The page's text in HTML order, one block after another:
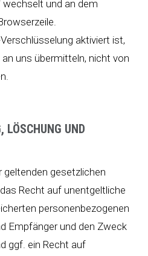
wechselt und an dem
aktiviert ist,
uns übermitteln, nicht von
LÖSCHUNG UND
geltenden gesetzlichen
Recht auf unentgeltliche
personenbezogenen
Empfänger und den Zweck
ggf. ein Recht auf